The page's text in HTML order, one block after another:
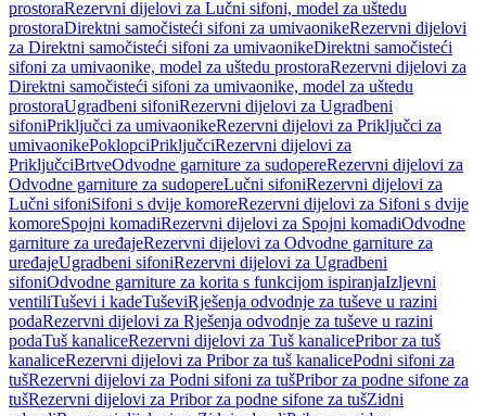
prostoraRezervni dijelovi za Lučni sifoni, model za uštedu
prostoraDirektni samočisteći sifoni za umivaonikeRezervni dijelovi
za Direktni samočisteći sifoni za umivaonikeDirektni samočisteći
sifoni za umivaonike, model za uštedu prostoraRezervni dijelovi za
Direktni samočisteći sifoni za umivaonike, model za uštedu
prostoraUgradbeni sifoniRezervni dijelovi za Ugradbeni
sifoniPriključci za umivaonikeRezervni dijelovi za Priključci za
umivaonikePoklopciPriključciRezervni dijelovi za
PriključciBrtveOdvodne garniture za sudopereRezervni dijelovi za
Odvodne garniture za sudopereLučni sifoniRezervni dijelovi za
Lučni sifoniSifoni s dvije komoreRezervni dijelovi za Sifoni s dvije
komoreSpojni komadiRezervni dijelovi za Spojni komadiOdvodne
garniture za uređajeRezervni dijelovi za Odvodne garniture za
uređajeUgradbeni sifoniRezervni dijelovi za Ugradbeni
sifoniOdvodne garniture za korita s funkcijom ispiranjaIzljevni
ventiliTuševi i kadeTuševiRješenja odvodnje za tuševe u razini
podaRezervni dijelovi za Rješenja odvodnje za tuševe u razini
podaTuš kanaliceRezervni dijelovi za Tuš kanalicePribor za tuš
kanaliceRezervni dijelovi za Pribor za tuš kanalicePodni sifoni za
tušRezervni dijelovi za Podni sifoni za tušPribor za podne sifone za
tušRezervni dijelovi za Pribor za podne sifone za tušZidni